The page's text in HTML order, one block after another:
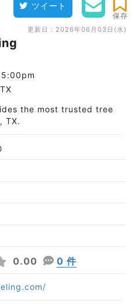
ツイート
保存
更新日： 2026年06月03日(水)
the most trusted tree
TX.
0.00 0 件